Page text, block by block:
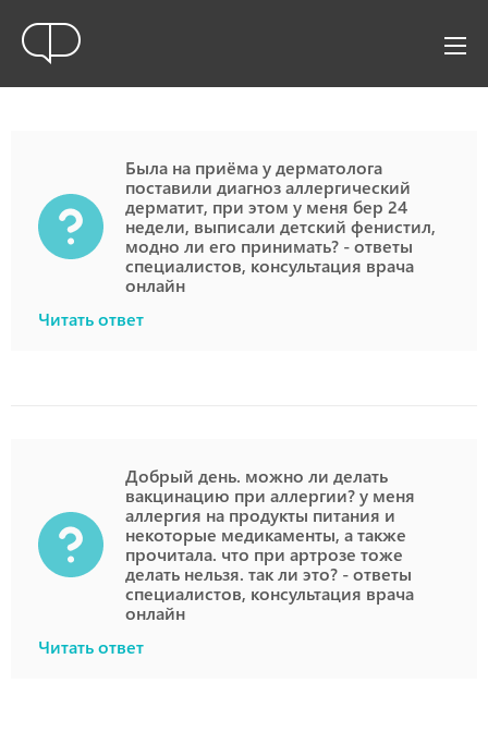
Была на приёма у дерматолога
поставили диагноз аллергический
дерматит, при этом у меня бер 24
недели, выписали детский фенистил,
модно ли его принимать? - ответы
специалистов, консультация врача
онлайн
Читать ответ
Добрый день. можно ли делать
вакцинацию при аллергии? у меня
аллергия на продукты питания и
некоторые медикаменты, а также
прочитала. что при артрозе тоже
делать нельзя. так ли это? - ответы
специалистов, консультация врача
онлайн
Читать ответ